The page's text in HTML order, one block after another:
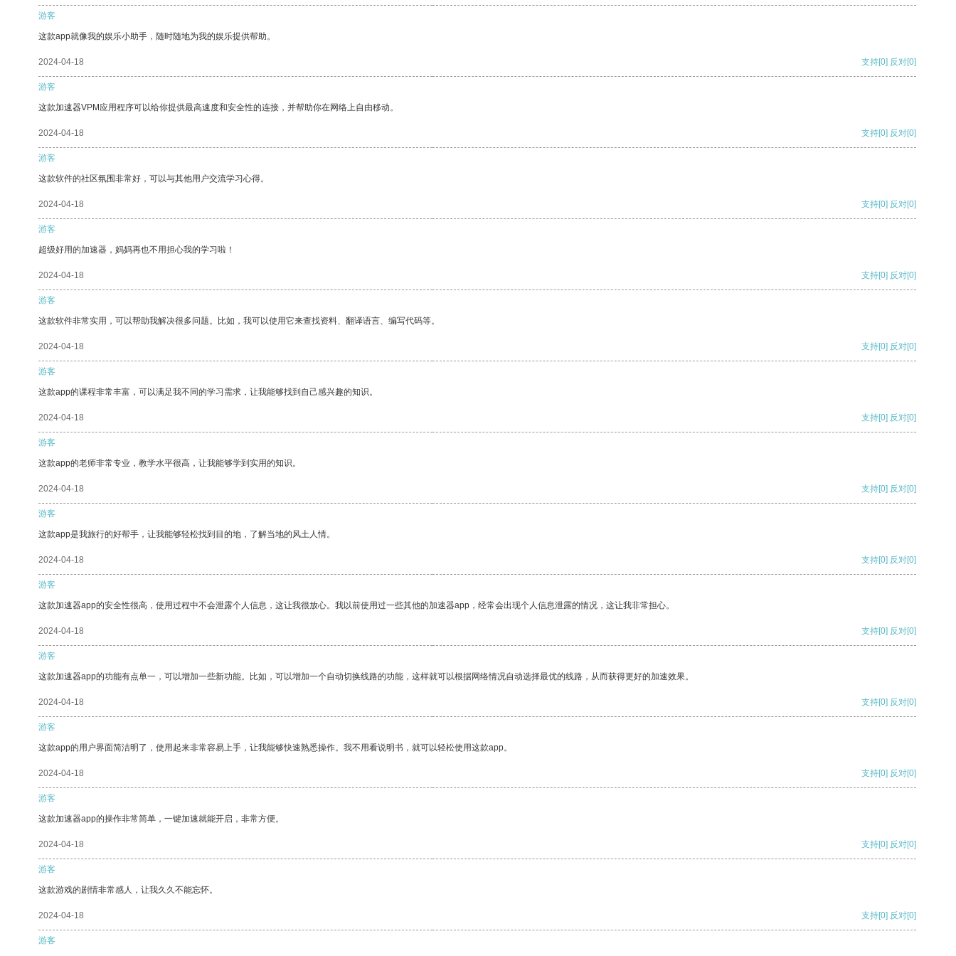
游客
这款app就像我的娱乐小助手，随时随地为我的娱乐提供帮助。
2024-04-18 支持[0] 反对[0]
游客
这款加速器VPM应用程序可以给你提供最高速度和安全性的连接，并帮助你在网络上自由移动。
2024-04-18 支持[0] 反对[0]
游客
这款软件的社区氛围非常好，可以与其他用户交流学习心得。
2024-04-18 支持[0] 反对[0]
游客
超级好用的加速器，妈妈再也不用担心我的学习啦！
2024-04-18 支持[0] 反对[0]
游客
这款软件非常实用，可以帮助我解决很多问题。比如，我可以使用它来查找资料、翻译语言、编写代码等。
2024-04-18 支持[0] 反对[0]
游客
这款app的课程非常丰富，可以满足我不同的学习需求，让我能够找到自己感兴趣的知识。
2024-04-18 支持[0] 反对[0]
游客
这款app的老师非常专业，教学水平很高，让我能够学到实用的知识。
2024-04-18 支持[0] 反对[0]
游客
这款app是我旅行的好帮手，让我能够轻松找到目的地，了解当地的风土人情。
2024-04-18 支持[0] 反对[0]
游客
这款加速器app的安全性很高，使用过程中不会泄露个人信息，这让我很放心。我以前使用过一些其他的加速器app，经常会出现个人信息泄露的情况，这让我非常担心。
2024-04-18 支持[0] 反对[0]
游客
这款加速器app的功能有点单一，可以增加一些新功能。比如，可以增加一个自动切换线路的功能，这样就可以根据网络情况自动选择最优的线路，从而获得更好的加速效果。
2024-04-18 支持[0] 反对[0]
游客
这款app的用户界面简洁明了，使用起来非常容易上手，让我能够快速熟悉操作。我不用看说明书，就可以轻松使用这款app。
2024-04-18 支持[0] 反对[0]
游客
这款加速器app的操作非常简单，一键加速就能开启，非常方便。
2024-04-18 支持[0] 反对[0]
游客
这款游戏的剧情非常感人，让我久久不能忘怀。
2024-04-18 支持[0] 反对[0]
游客